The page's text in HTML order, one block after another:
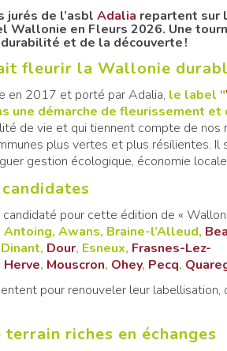
de l’asbl Adalia repartent sur
Wallonie en Fleurs 2026. Une
et de la découverte !
fleurir la Wallonie
en 2017 et porté par Adalia, le label "
une démarche de fleurissement
de vie et qui tiennent compte de
plus vertes et plus résilientes. Il
gestion écologique, économie
pour cette édition de «
Antoing, Awans, Braine-l’Alleud,
Dour, Esneux, Frasnes-Lez-
Herve, Mouscron, Ohey, Pecq,
pour renouveler leur
riches en échanges